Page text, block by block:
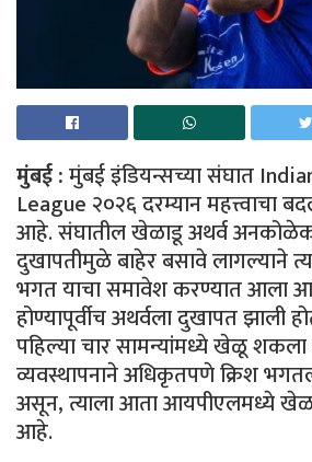
मुंबई :मुंबई इंडियन्सच्या संघात
League २०२६ दरम्यान महत्त्वाचा
आहे. संघातील खेळाडू अथर्व
दुखापतीमुळे बाहेर बसावे लागल्याने
भगत याचा समावेश करण्यात आला
होण्यापूर्वीच अथर्वला दुखापत झाली
पहिल्या चार सामन्यांमध्ये खेळू शकला
व्यवस्थापनाने अधिकृतपणे क्रिश
असून, त्याला आता आयपीएलमध्ये
आहे.